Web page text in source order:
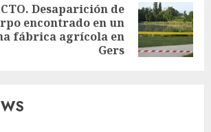
Desaparición de
encontrado en un
fábrica agrícola en
Gers